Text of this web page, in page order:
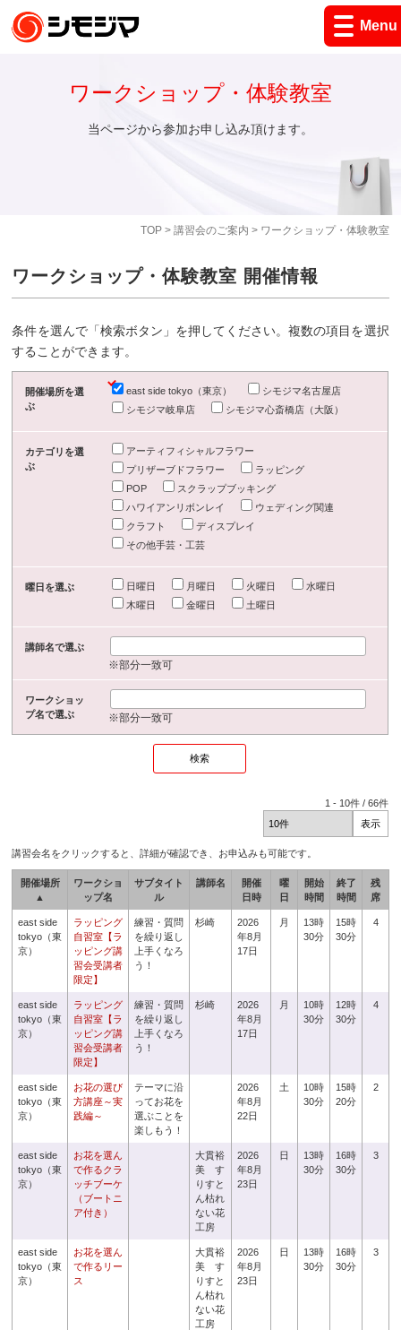
Menu
TOP> 講習会のご案内 > ワークショップ・体験教室
ワークショップ・体験教室
当ページから参加お申し込み頂けます。
ワークショップ・体験教室 開催情報
条件を選んで「検索ボタン」を押してください。複数の項目を選択
することができます。
開催場所を選
ぶ
east side tokyo（東京）
シモジマ名古屋店
シモジマ岐阜店
シモジマ心斎橋店（大阪）
カテゴリを選
ぶ
アーティフィシャルフラワー
プリザーブドフラワー
ラッピング
POP
スクラップブッキング
ハワイアンリボンレイ
ウェディング関連
クラフト
ディスプレイ
その他手芸・工芸
曜日を選ぶ 日曜日 月曜日 火曜日
水曜日
木曜日
金曜日 土曜日
講師名で選ぶ
※部分一致可
ワークショッ
プ名で選ぶ
※部分一致可
1 - 10件 /66件
講習会名をクリックすると、詳細が確認でき、お申込みも可能です。
開催場所
▲
ワークショ
ップ名
サブタイト
ル
講師名
開催
日時
曜
日
開始
時間
終了
時間
残
席
east side
tokyo（東
京）
ラッピング
自習室【ラ
ッピング講
習会受講者
限定】
練習・質問
を繰り返し
上手くなろ
う！
杉崎
2026
年8月
17日
月
13時
30分
15時
30分
4
east side
tokyo（東
京）
ラッピング
自習室【ラ
ッピング講
習会受講者
限定】
練習・質問
を繰り返し
上手くなろ
う！
杉崎
2026
年8月
17日
月
10時
30分
12時
30分
4
east side
tokyo（東
京）
お花の選び
方講座～実
践編～
テーマに沿
ってお花を
選ぶことを
楽しもう！
2026
年8月
22日
土
10時
30分
15時
20分
2
east side
tokyo（東
京）
お花を選ん
で作るクラ
ッチブーケ
（ブートニ
ア付き）
大貫裕
美 す
りすと
ん枯れ
ない花
工房
2026
年8月
23日
日
13時
30分
16時
30分
3
east side
tokyo（東
京）
お花を選ん
で作るリー
ス
大貫裕
美 す
りすと
ん枯れ
ない花
工房
2026
年8月
23日
日
13時
30分
16時
30分
3